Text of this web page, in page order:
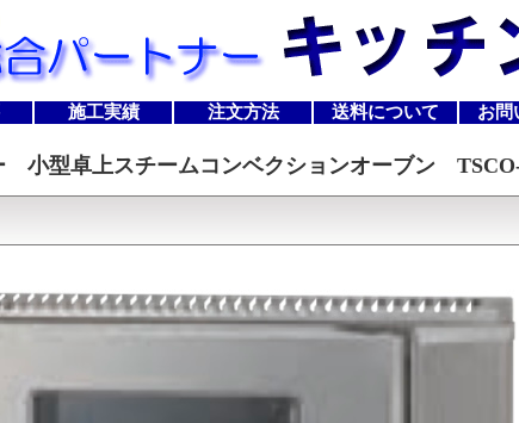
施工実績 注文方法 送料について お問
小型卓上スチームコンベクションオーブン